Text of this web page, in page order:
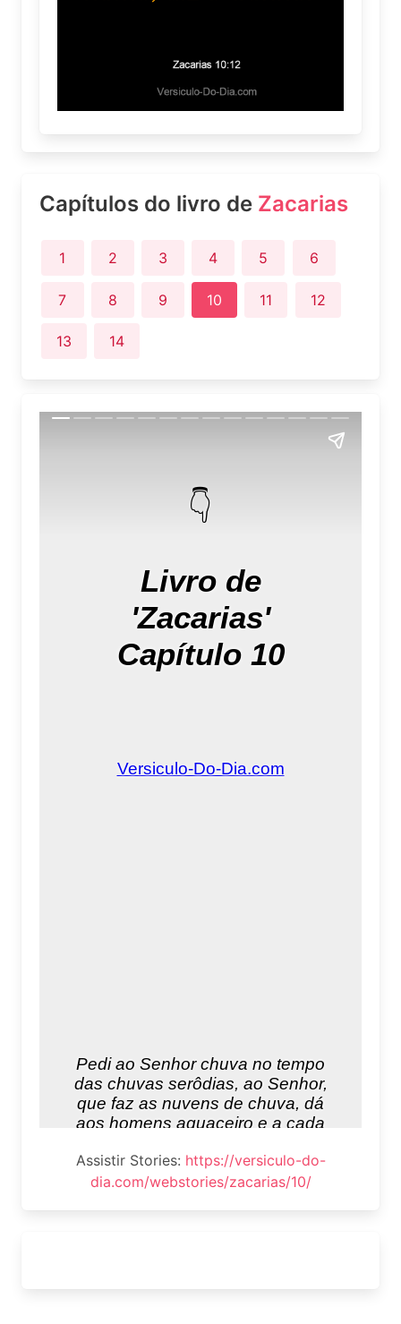
Capítulos do livro de Zacarias
1 2 3 4 5 6
7 8 9 10 11 12
13 14
Assistir Stories: https://versiculo-do-
dia.com/webstories/zacarias/10/